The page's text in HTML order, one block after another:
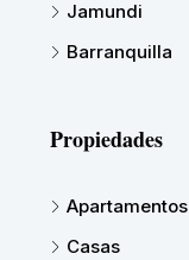
Jamundi
Barranquilla
Propiedades
Apartamentos
Casas